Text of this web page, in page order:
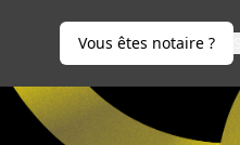
Vous êtes notaire ?